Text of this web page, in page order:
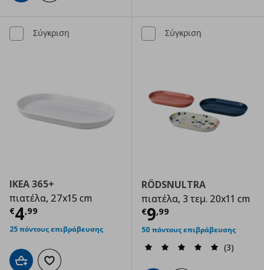
Σύγκριση
IKEA 365+
πιατέλα, 27x15 cm
€4,99
Τρέχουσα τιμή € 4,99
25 πόντους επιβράβευσης
Προσθήκη στο καλάθι
Προσθήκη στα αγαπημένα
Σύγκριση
RÖDSNULTRA
πιατέλα, 3 τεμ. 20x11 cm
€9,99
Τρέχουσα
50 πόντους επιβράβευσης
(3)